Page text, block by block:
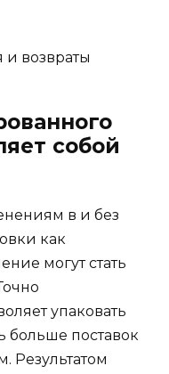
возвраты
собой
в и без
как
могут стать
упаковать
больше поставок
Результатом